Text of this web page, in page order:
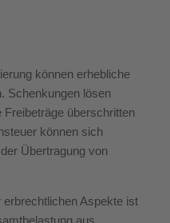
können erhebliche
Schenkungen lösen
überschritten
können sich
Übertragung von
Aspekte ist
aus